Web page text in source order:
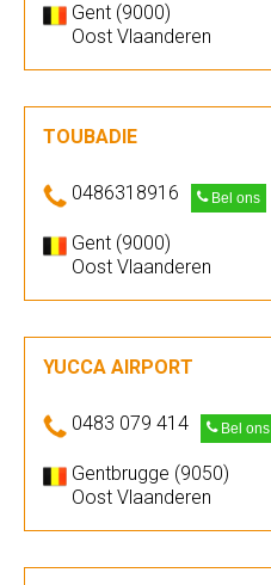
Gent (9000)
Oost Vlaanderen
TOUBADIE
0486318916 Bel ons
Gent (9000)
Oost Vlaanderen
YUCCA AIRPORT
0483 079 414 Bel ons
Gentbrugge (9050)
Oost Vlaanderen